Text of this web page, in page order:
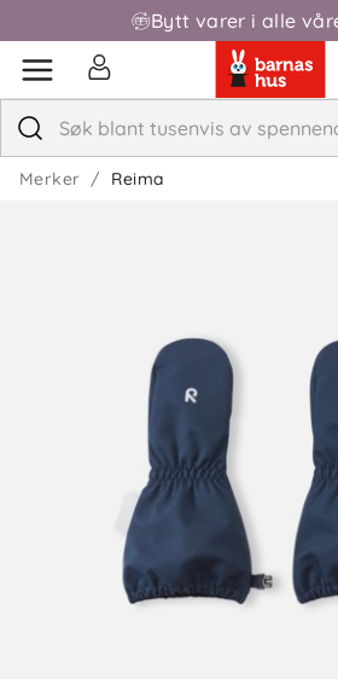
Bytt varer i alle
Fri frakt over
Merker Reima